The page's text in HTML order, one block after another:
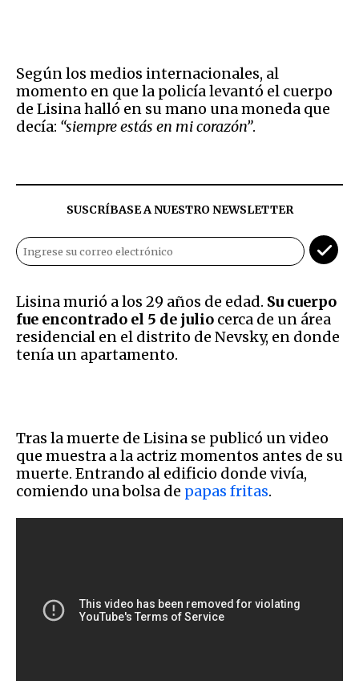
Según los medios internacionales, al
momento en que la policía levantó el cuerpo
de Lisina halló en su mano una moneda que
decía: “siempre estás en mi corazón”.
SUSCRÍBASE A NUESTRO NEWSLETTER
Lisina murió a los 29 años de edad. Su cuerpo
fue encontrado el 5 de julio cerca de un área
residencial en el distrito de Nevsky, en donde
tenía un apartamento.
Tras la muerte de Lisina se publicó un video
que muestra a la actriz momentos antes de su
muerte. Entrando al edificio donde vivía,
comiendo una bolsa de papas fritas.